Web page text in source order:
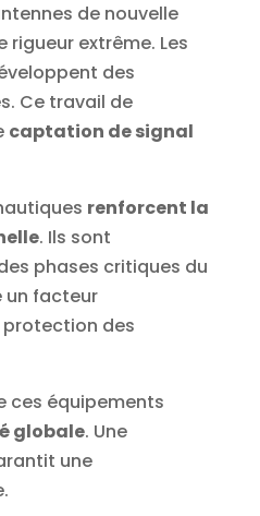
de nouvelle
rigueur extrême. Les
des
Ce travail de
captation de signal
renforcent la
. Ils sont
phases critiques du
un facteur
des
ces équipements
globale. Une
une